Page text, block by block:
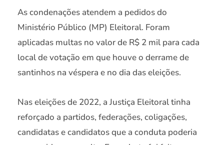
As condenações atendem a pedidos do
Ministério Público (MP) Eleitoral. Foram
aplicadas multas no valor de R$ 2 mil para cada
local de votação em que houve o derrame de
santinhos na véspera e no dia das eleições.
Nas eleições de 2022, a Justiça Eleitoral tinha
reforçado a partidos, federações, coligações,
candidatas e candidatos que a conduta poderia